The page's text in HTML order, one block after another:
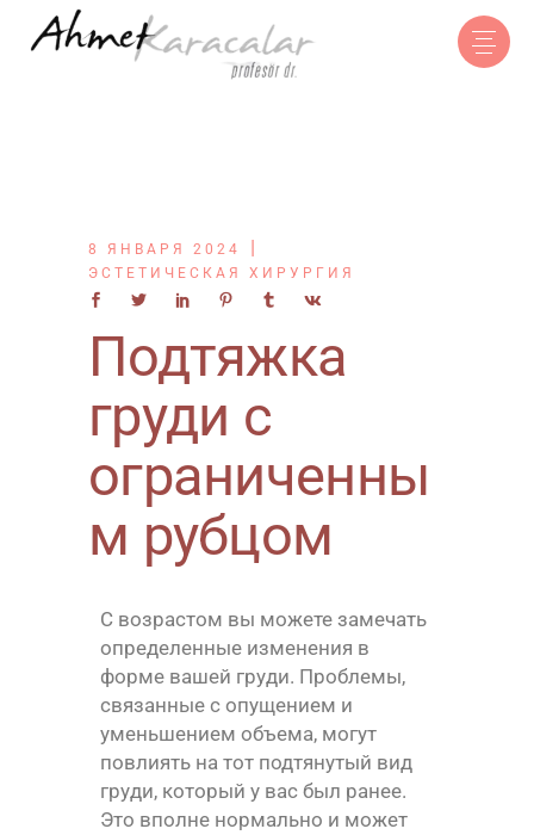
8 ЯНВАРЯ 2024
ЭСТЕТИЧЕСКАЯ ХИРУРГИЯ
Подтяжка
груди с
ограниченны
м рубцом
С возрастом вы можете замечать
определенные изменения в
форме вашей груди. Проблемы,
связанные с опущением и
уменьшением объема, могут
повлиять на тот подтянутый вид
груди, который у вас был ранее.
Это вполне нормально и может